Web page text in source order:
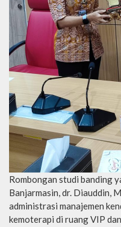
Rombongan studi banding
Banjarmasin, dr. Diauddin,
administrasi manajemen
kemoterapi di ruang VIP